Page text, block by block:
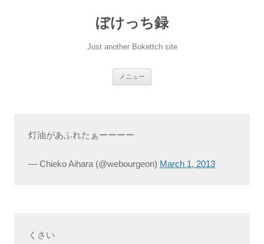
ぼけっち録
Just another Bokettch site
メニュー
灯油があふれたぁーーーー
— Chieko Aihara (@webourgeon) March 1, 2013
くさい